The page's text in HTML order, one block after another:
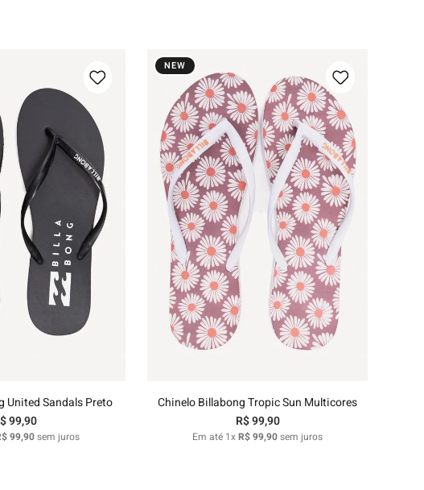
37/38
United Sandals Preto
99,90
99,90sem juros
NEW
35/36 37/38 39/40
Chinelo Billabong Tropic Sun Multicores
R$99,90
Em até 1xR$99,90sem juros